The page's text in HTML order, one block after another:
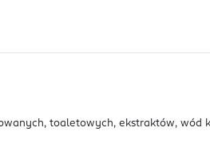
toaletowych, ekstraktów, wód